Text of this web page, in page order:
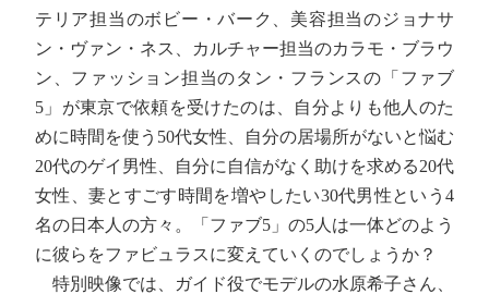
テリア担当のボビー・バーク、美容担当のジョナサ
ン・ヴァン・ネス、カルチャー担当のカラモ・ブラウ
ン、ファッション担当のタン・フランスの「ファブ
5」が東京で依頼を受けたのは、自分よりも他人のた
めに時間を使う50代女性、自分の居場所がないと悩む
20代のゲイ男性、自分に自信がなく助けを求める20代
女性、妻とすごす時間を増やしたい30代男性という4
名の日本人の方々。「ファブ5」の5人は一体どのよう
に彼らをファビュラスに変えていくのでしょうか？
特別映像では、ガイド役でモデルの水原希子さん、